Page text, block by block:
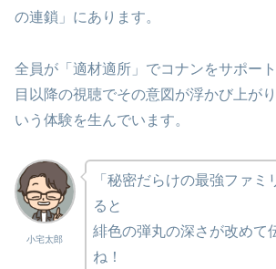
の連鎖」にあります。
全員が「適材適所」でコナンをサポー
目以降の視聴でその意図が浮かび上が
いう体験を生んでいます。
小宅太郎
「秘密だらけの最強ファミ
ると
緋色の弾丸の深さが改めて
ね！